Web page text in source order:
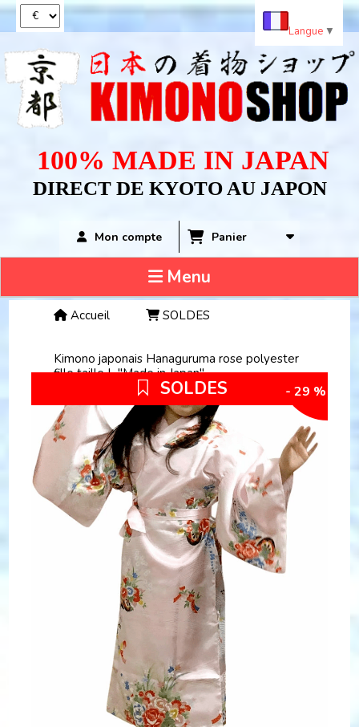
100% MADE IN JAPAN
DIRECT DE KYOTO AU JAPON
Mon compte Panier
Menu
Accueil SOLDES
Kimono japonais Hanaguruma rose polyester
fille taille L "Made in Japan"
SOLDES - 29 %
Langue ▼
Panneau de gestion des cookies